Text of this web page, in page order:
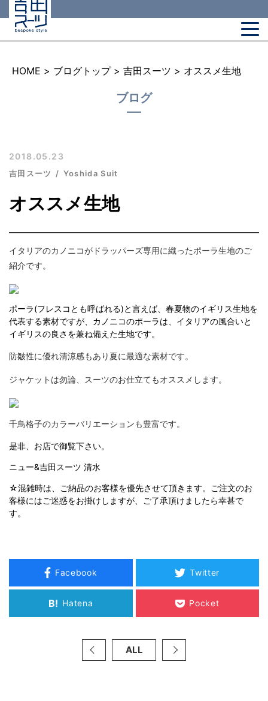
HOME > ブログトップ > 吉田スーツ > オススメ生地
ブログ
2018.05.23
吉田スーツ Yoshida Suit
オススメ生地
イタリアのカノニコがドラッパーズ専用に織ったポーラ生地のご
紹介です。
ポーラ(フレスコとも呼ばれる)と言えば、春夏物のイギリス生地を
代表する素材ですが、カノニコのポーラは、イタリアの風合いと
イギリスの良さを兼ね備えた生地です。
防皺性に優れ清涼感もあり夏に最適な素材です。
ジャケットは勿論、スーツのお仕立てもオススメします。
千鳥格子のカラーバリエーションも豊富です。
是非、お店で御覧下さい。
ニュー&吉田スーツ 清水
☆混雑時は、ご納品のお客様を優先させて頂きます。ご注文のお
客様にはご迷惑をお掛けしますが、ご了承頂けましたら幸甚で
す。
Facebook Twitter
B! Hatena Pocket
ALL